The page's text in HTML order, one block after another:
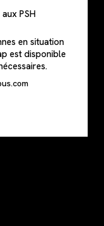
PSH
en situation
est disponible